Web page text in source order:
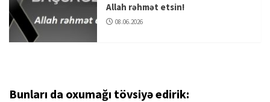
Allah rəhmət etsin!
08.06.2026
Bunları da oxumağı tövsiyə edirik: